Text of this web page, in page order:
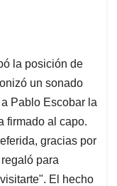
la posición de
un sonado
Pablo Escobar la
firmado al capo.
gracias por
para
El hecho